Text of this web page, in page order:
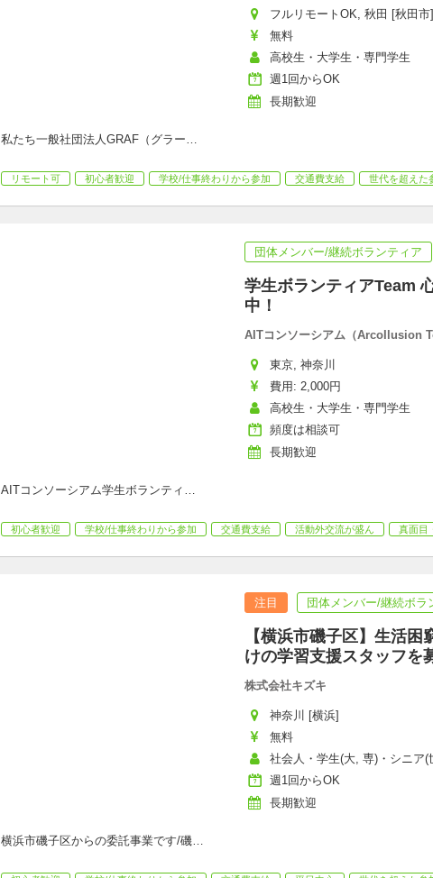
フルリモートOK, 秋田 [秋田
無料
高校生・大学生・専門学生
週1回からOK
長期歓迎
私たち一般社団法人GRAF（グラー…
リモート可 初心者歓迎 学校/仕事終わりから参加 交通費支給 世代を超えた
団体メンバー/継続ボランティア
学生ボランティアTeam
中！
AITコンソーシアム（ArcoIlusion
東京, 神奈川
費用: 2,000円
高校生・大学生・専門学生
頻度は相談可
長期歓迎
AITコンソーシアム学生ボランティ …
初心者歓迎 学校/仕事終わりから参加 交通費支給 活動外交流が盛ん 真面目
注目 団体メンバー/継続ボラ
【横浜市磯子区】生活
けの学習支援スタッフを
株式会社キズキ
神奈川 [横浜]
無料
社会人・学生(大, 専)・シニア(
週1回からOK
長期歓迎
横浜市磯子区からの委託事業です/磯…